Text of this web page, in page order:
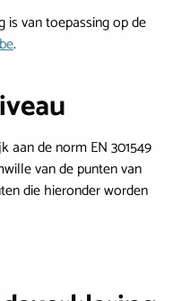
is van toepassing op de
.
aan de norm EN 301549
van de punten van
die hieronder worden